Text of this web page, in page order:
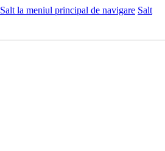
Salt la meniul principal de navigare Salt